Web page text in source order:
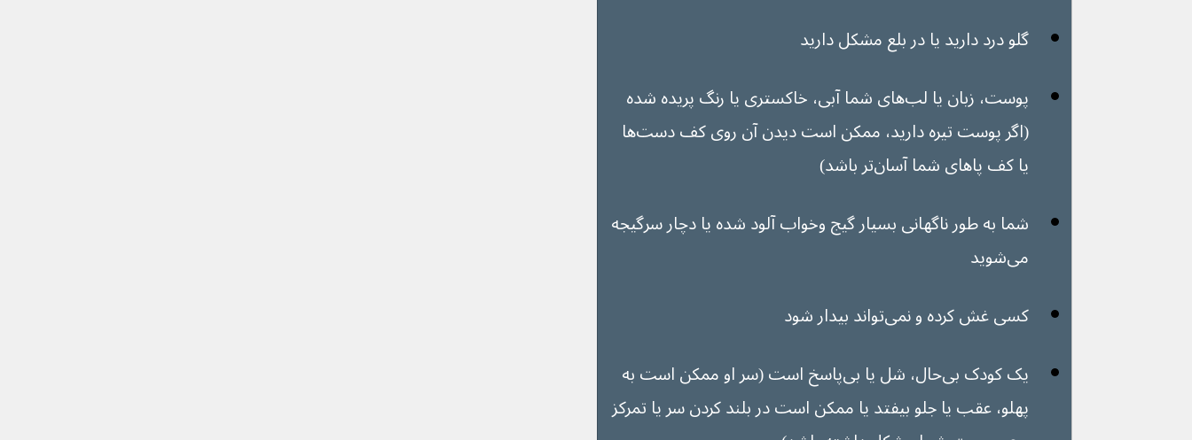
گلو درد دارید یا در بلع مشکل دارید
پوست، زبان یا لب‌های شما آبی، خاکستری یا رنگ پریده شده
(اگر پوست تیره دارید، ممکن است دیدن آن روی کف دست‌ها
یا کف پاهای شما آسان‌تر باشد)
شما به طور ناگهانی بسیار گیج وخواب آلود شده یا دچار سرگیجه
می‌شوید
کسی غش کرده و نمی‌تواند بیدار شود
یک کودک بی‌حال، شل یا بی‌پاسخ است (سر او ممکن است به
پهلو، عقب یا جلو بیفتد یا ممکن است در بلند کردن سر یا تمرکز